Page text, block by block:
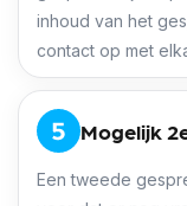
inhoud van het
contact op met
Mogelijk
Een tweede